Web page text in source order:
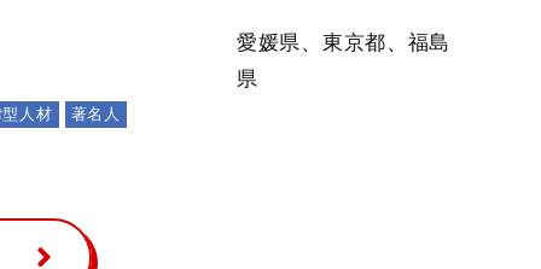
人材
著名人
愛媛県、東京都、福島
県